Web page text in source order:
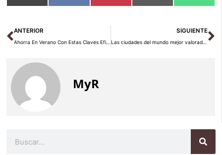
en
(Twitter) en en en en
Ant
ANTERIOR
Ahorra En Verano Con Estas Claves Eficaces
SIGUIENTE
Las ciudades del mundo mejor valoradas por los viajeros
MyR